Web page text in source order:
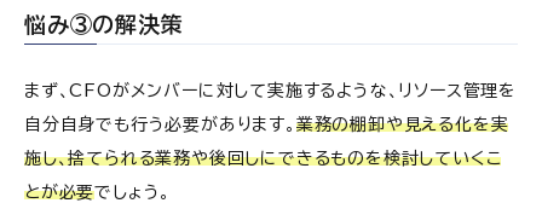
悩み③の解決策
まず、CFOがメンバーに対して実施するような、リソース管理を
自分自身でも行う必要があります。 業務の棚卸や見える化を実
施し、捨てられる業務や後回しにできるものを検討していくこ
とが必要でしょう。